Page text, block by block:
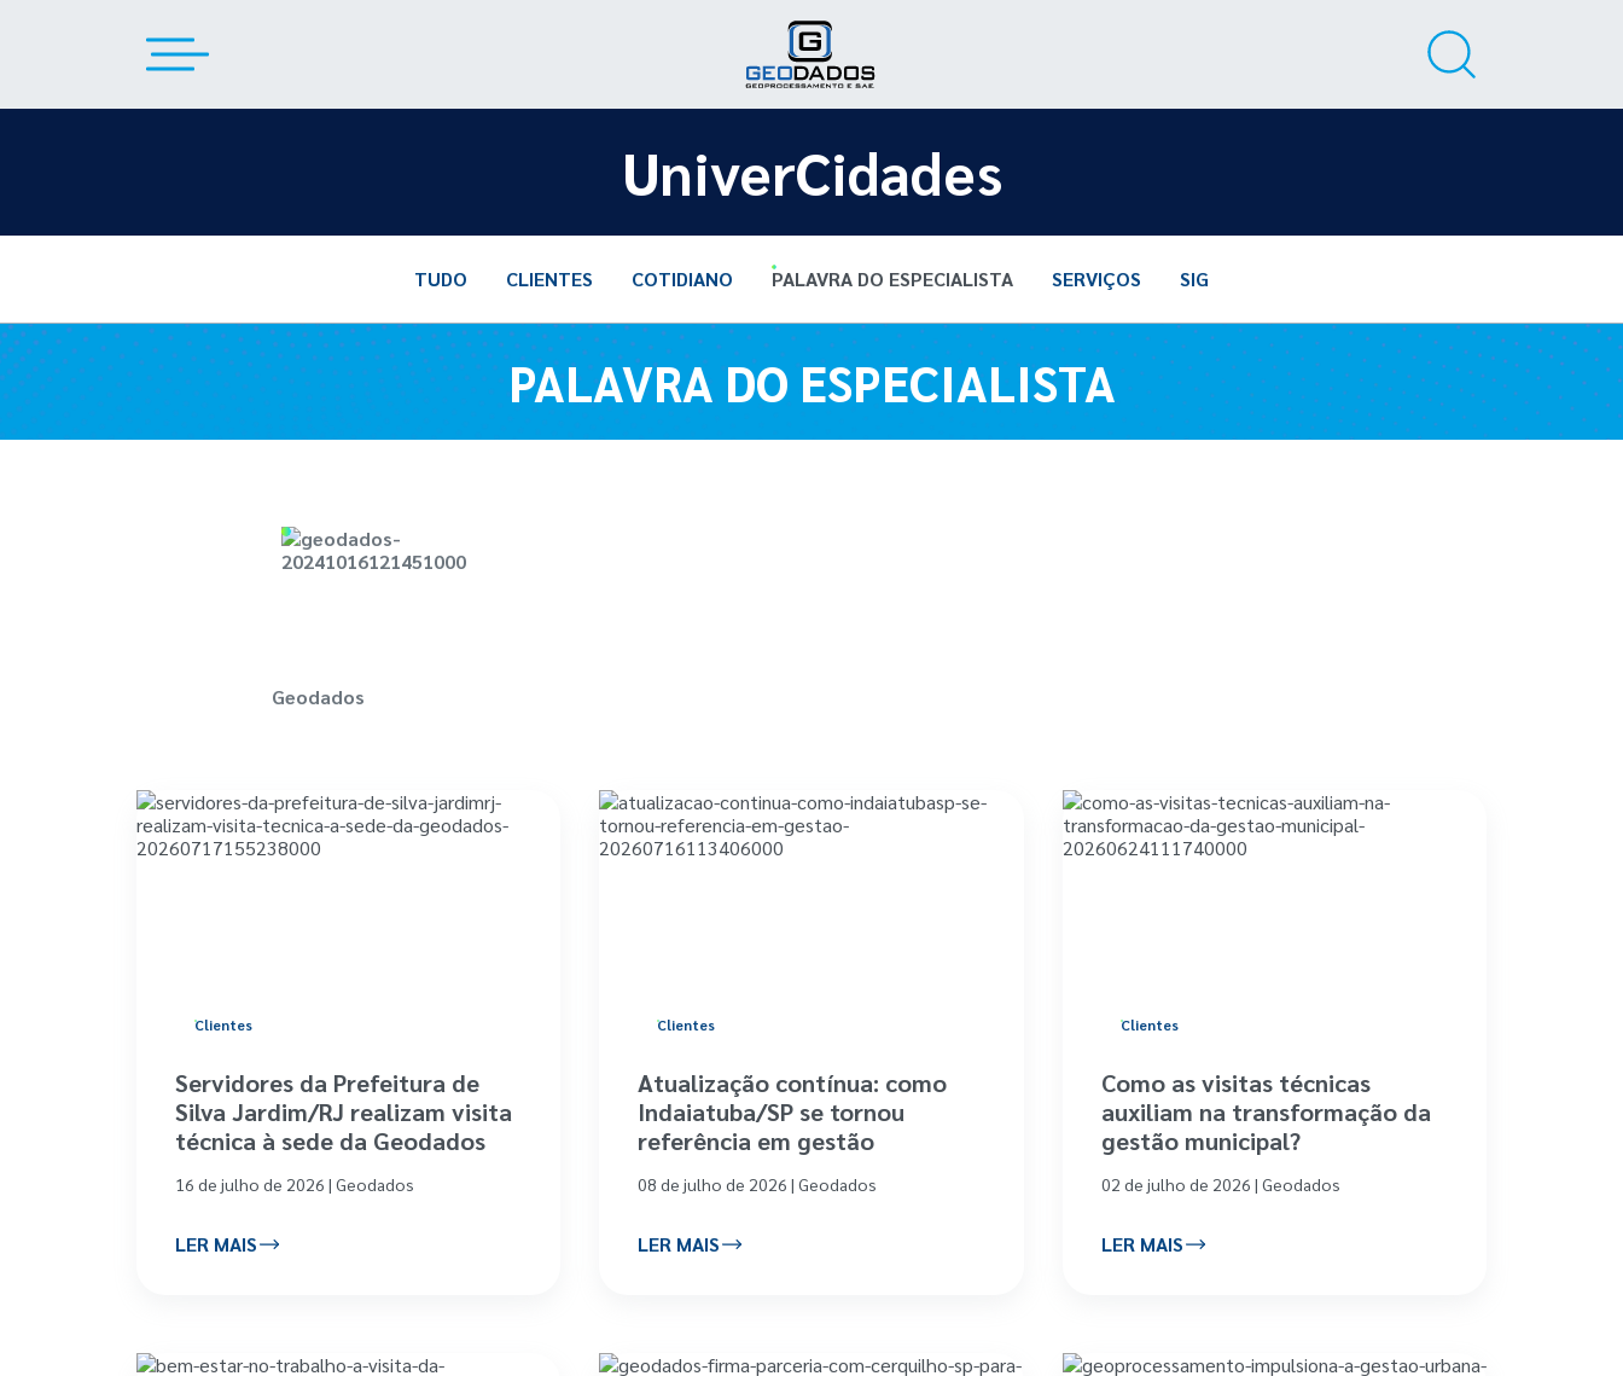
UniverCidades
TUDO CLIENTES COTIDIANO PALAVRA DO ESPECIALISTA SERVIÇOS SIG
PALAVRA DO ESPECIALISTA
Geodados
Clientes
Servidores da Prefeitura de
Silva Jardim/RJ realizam visita
técnica à sede da Geodados
16 de julho de 2026 | Geodados
LER MAIS
Clientes
Atualização contínua: como
Indaiatuba/SP se tornou
referência em gestão
08 de julho de 2026 | Geodados
LER MAIS
Clientes
Como as visitas técnicas
auxiliam na transformação da
gestão municipal?
02 de julho de 2026 | Geodados
LER MAIS